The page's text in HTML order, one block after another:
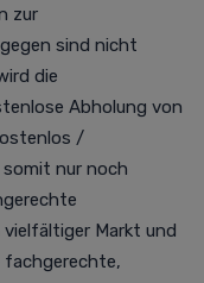
zur
sind nicht
die
Abholung von
/
nur noch
Markt und
fachgerechte,